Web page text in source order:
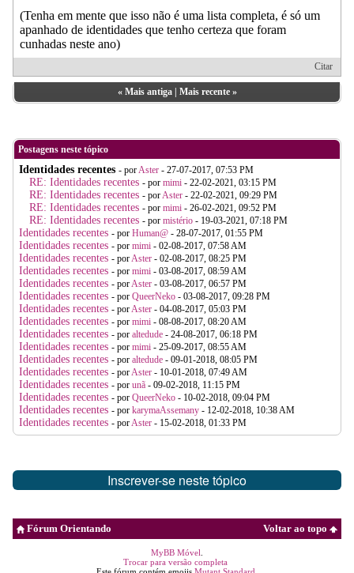
(Tenha em mente que isso não é uma lista completa, é só um
apanhado de identidades que tenho certeza que foram
cunhadas neste ano)
Citar
« Mais antiga| Mais recente»
Postagens neste tópico
Identidades recentes - porAster - 27-07-2017, 07:53 PM
RE: Identidades recentes - por mimi - 22-02-2021, 03:15 PM
RE: Identidades recentes - porAster - 22-02-2021, 09:29 PM
RE: Identidades recentes - por mimi - 26-02-2021, 09:52 PM
RE: Identidades recentes - por mistério - 19-03-2021, 07:18 PM
Identidades recentes - por Human@ - 28-07-2017, 01:55 PM
Identidades recentes - por mimi - 02-08-2017, 07:58 AM
Identidades recentes - porAster - 02-08-2017, 08:25 PM
Identidades recentes - por mimi - 03-08-2017, 08:59 AM
Identidades recentes - porAster - 03-08-2017, 06:57 PM
Identidades recentes - por QueerNeko - 03-08-2017, 09:28 PM
Identidades recentes - porAster - 04-08-2017, 05:03 PM
Identidades recentes - por mimi - 08-08-2017, 08:20 AM
Identidades recentes - por altedude - 24-08-2017, 06:18 PM
Identidades recentes - por mimi - 25-09-2017, 08:55 AM
Identidades recentes - por altedude - 09-01-2018, 08:05 PM
Identidades recentes - porAster - 10-01-2018, 07:49 AM
Identidades recentes - por unã - 09-02-2018, 11:15 PM
Identidades recentes - por QueerNeko - 10-02-2018, 09:04 PM
Identidades recentes - por karymaAssemany - 12-02-2018, 10:38 AM
Identidades recentes - porAster - 15-02-2018, 01:33 PM
Inscrever-se neste tópico
Voltar ao topo
Fórum Orientando
MyBB Móvel
Trocar para versão completa